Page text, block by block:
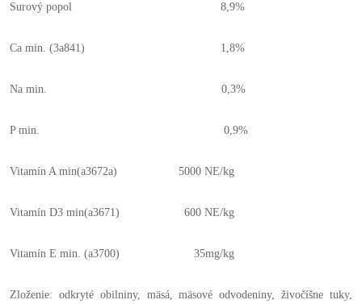
Surový popol 8,9%
Ca min. (3a841) 1,8%
Na min. 0,3%
P min. 0,9%
Vitamín A min(a3672a) 5000 NE/kg
Vitamín D3 min(a3671) 600 NE/kg
Vitamín E min. (a3700) 35mg/kg
Zloženie: odkryté obilniny, mäsá, mäsové odvodeniny, živočíšne tuky,